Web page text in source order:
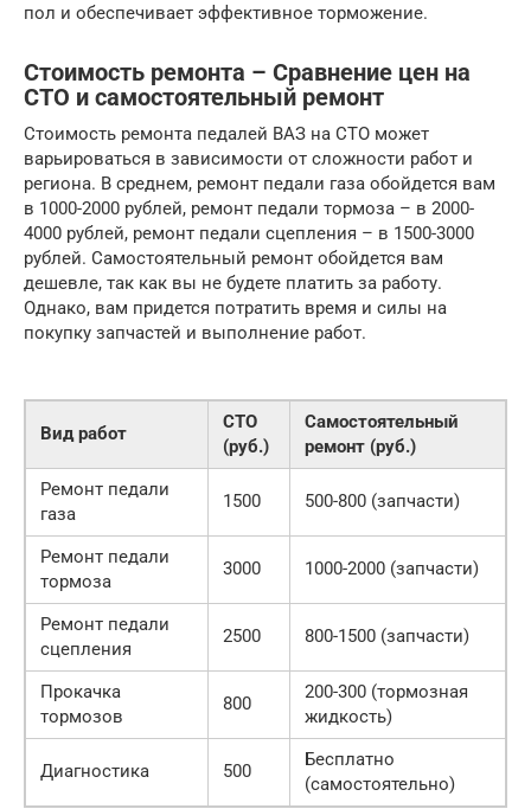
пол и обеспечивает эффективное торможение.
Стоимость ремонта – Сравнение цен на
СТО и самостоятельный ремонт
Стоимость ремонта педалей ВАЗ на СТО может
варьироваться в зависимости от сложности работ и
региона. В среднем, ремонт педали газа обойдется вам
в 1000-2000 рублей, ремонт педали тормоза – в 2000-
4000 рублей, ремонт педали сцепления – в 1500-3000
рублей. Самостоятельный ремонт обойдется вам
дешевле, так как вы не будете платить за работу.
Однако, вам придется потратить время и силы на
покупку запчастей и выполнение работ.
Вид работ
СТО
(руб.)
Самостоятельный
ремонт (руб.)
Ремонт педали
газа
1500 500-800 (запчасти)
Ремонт педали
тормоза
3000 1000-2000 (запчасти)
Ремонт педали
сцепления
2500 800-1500 (запчасти)
Прокачка
тормозов
800
200-300 (тормозная
жидкость)
Диагностика 500
Бесплатно
(самостоятельно)